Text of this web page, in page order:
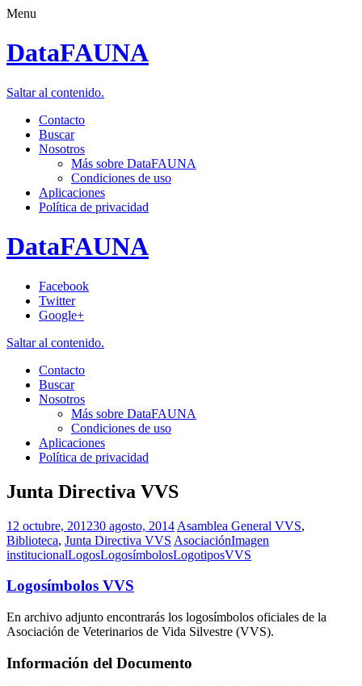
Menu
DataFAUNA
Saltar al contenido.
Contacto
Buscar
Nosotros
Más sobre DataFAUNA
Condiciones de uso
Aplicaciones
Política de privacidad
DataFAUNA
Facebook
Twitter
Google+
Saltar al contenido.
Contacto
Buscar
Nosotros
Más sobre DataFAUNA
Condiciones de uso
Aplicaciones
Política de privacidad
Junta Directiva VVS
12 octubre, 201230 agosto, 2014 Asamblea General VVS,
Biblioteca, Junta Directiva VVS AsociaciónImagen
institucionalLogosLogosímbolosLogotiposVVS
Logosímbolos VVS
En archivo adjunto encontrarás los logosímbolos oficiales de la
Asociación de Veterinarios de Vida Silvestre (VVS).
Información del Documento